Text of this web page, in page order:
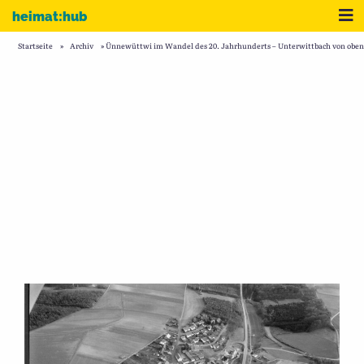
Zum Inhalt
heimat:hub
Startseite » Archiv »Ünnewüttwi im Wandel des 20. Jahrhunderts – Unterwittbach von